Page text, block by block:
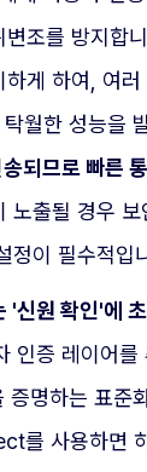
조를 방지합
게 하여, 여
월한 성능을
되므로 빠른
노출될 경우
정이 필수적입
원 확인'에
인증 레이어를
증명하는 표준
를 사용하면